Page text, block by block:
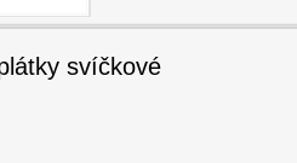
svíčkové